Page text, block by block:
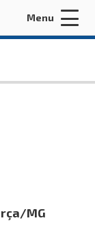
Menu
MG